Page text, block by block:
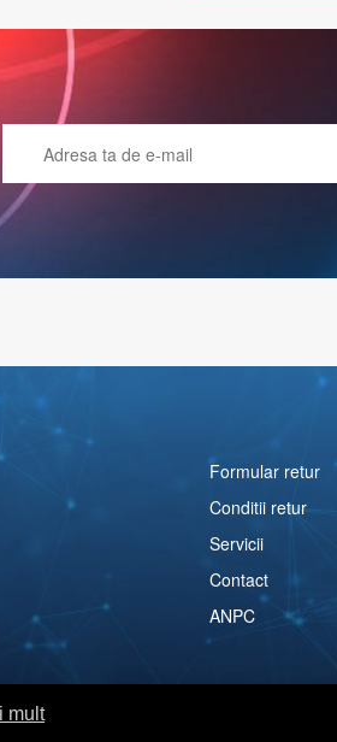
mult
Formular retur
Conditii retur
Servicii
Contact
ANPC